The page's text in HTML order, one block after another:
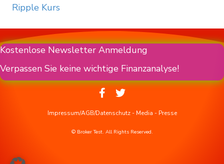
Ripple Kurs
Kostenlose Newsletter Anmeldung
Verpassen Sie keine wichtige Finanzanalyse!
Impressum/AGB/Datenschutz- Media - Presse
© Broker Test. All Rights Reserved.